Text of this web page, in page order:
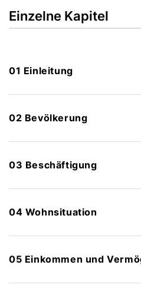
Einzelne Kapitel
01 Einleitung
02 Bevölkerung
03 Beschäftigung
04 Wohnsituation
05 Einkommen und